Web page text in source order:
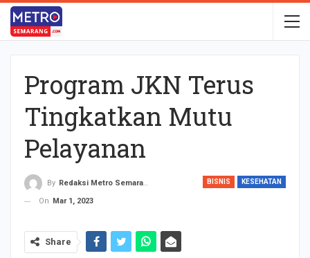
Program JKN Terus
Tingkatkan Mutu
Pelayanan
BISNIS KESEHATAN
By Redaksi Metro Semarang
On
Mar 1, 2023
Share